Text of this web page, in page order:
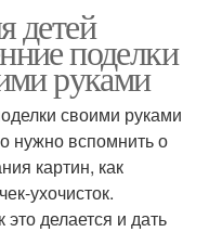
детей
поделки
руками
своими руками
нужно вспомнить о
картин, как
ухочисток.
это делается и дать